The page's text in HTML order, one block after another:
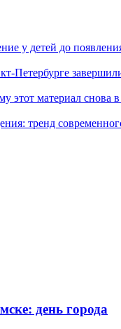
у детей до
Петербурге
этот материал снова
тренд
день города